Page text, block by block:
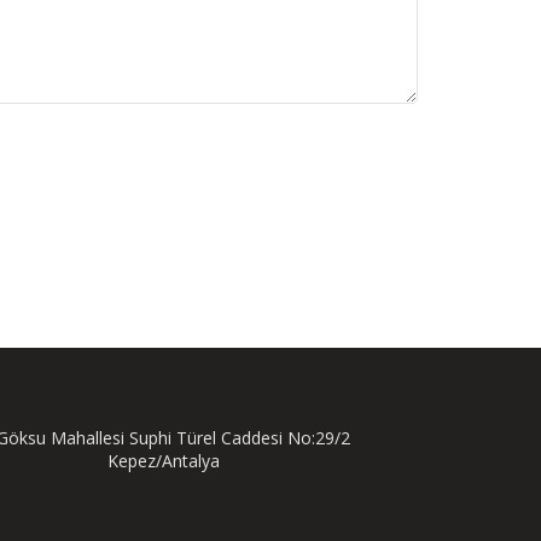
Mahallesi Suphi Türel Caddesi No:29/2
Kepez/Antalya